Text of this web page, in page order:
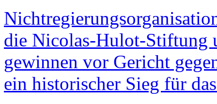
die Nicolas-Hulot-Stiftung
gewinnen vor Gericht
ein historischer Sieg für